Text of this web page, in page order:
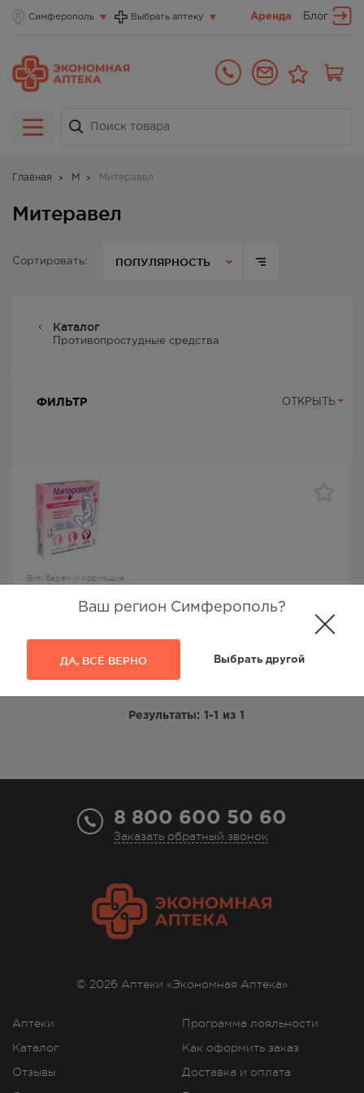
Симферополь
Ваш регион Симферополь?
ДА, ВСЁ ВЕРНО Выбрать другой
Выбрать аптеку Аренда Блог
Главная М Митеравел
Митеравел
Сортировать: ПОПУЛЯРНОСТЬ
Каталог
Противопростудные средства
ФИЛЬТР ОТКРЫТЬ
Вит/берем и кормящие
Митеравел плюс кап №30
1273.00 Р
Результаты: 1-1 из 1
8 800 600 50 60
Заказать обратный звонок
Аптеки
Каталог
Отзывы
Программа лояльности
Как оформить заказ
Доставка и оплата
© 2026 Аптеки «Экономная Аптека»